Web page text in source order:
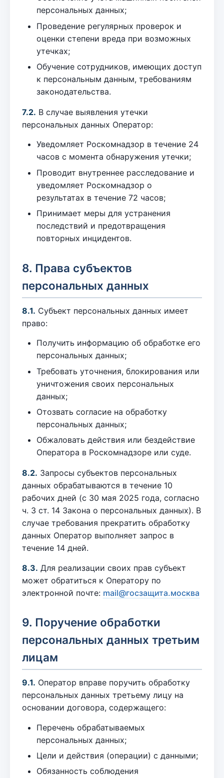
персональных данных;
Проведение регулярных проверок и
оценки степени вреда при возможных
утечках;
Обучение сотрудников, имеющих доступ
к персональным данным, требованиям
законодательства.
7.2. В случае выявления утечки
персональных данных Оператор:
Уведомляет Роскомнадзор в течение 24
часов с момента обнаружения утечки;
Проводит внутреннее расследование и
уведомляет Роскомнадзор о
результатах в течение 72 часов;
Принимает меры для устранения
последствий и предотвращения
повторных инцидентов.
8. Права субъектов
персональных данных
8.1. Субъект персональных данных имеет
право:
Получить информацию об обработке его
персональных данных;
Требовать уточнения, блокирования или
уничтожения своих персональных
данных;
Отозвать согласие на обработку
персональных данных;
Обжаловать действия или бездействие
Оператора в Роскомнадзоре или суде.
8.2. Запросы субъектов персональных
данных обрабатываются в течение 10
рабочих дней (с 30 мая 2025 года, согласно
ч. 3 ст. 14 Закона о персональных данных). В
случае требования прекратить обработку
данных Оператор выполняет запрос в
течение 14 дней.
8.3. Для реализации своих прав субъект
может обратиться к Оператору по
электронной почте: mail@госзащита.москва
9. Поручение обработки
персональных данных третьим
лицам
9.1. Оператор вправе поручить обработку
персональных данных третьему лицу на
основании договора, содержащего:
Перечень обрабатываемых
персональных данных;
Цели и действия (операции) с данными;
Обязанность соблюдения